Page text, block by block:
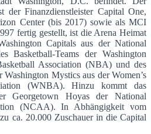
der Finanzdienstleister Capital One,
Center (bis 2017) sowie als MCI
fertig gestellt, ist die Arena Heimat
Capitals aus der National
Basketball-Teams der Washington
Association (NBA) und des
Washington Mystics aus der Women’s
(WNBA). Hinzu kommt das
Georgetown Hoyas der National
(NCAA). In Abhängigkeit vom
ca. 20.000 Zuschauer in die Capital